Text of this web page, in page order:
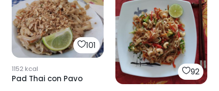
101
1152kcal
Pad Thai con Pavo
92